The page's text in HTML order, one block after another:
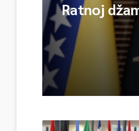
Ratnoj
Igman
herojima